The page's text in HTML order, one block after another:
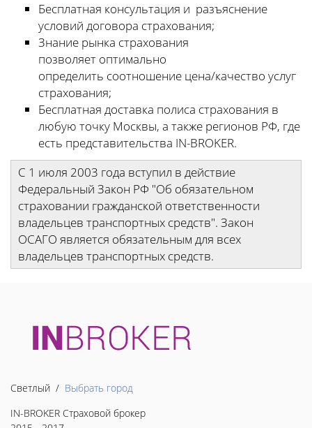
Бесплатная консультация и разъяснение
условий договора страхования;
Знание рынка страхования
позволяет оптимально
определить соотношение цена/качество услуг
страхования;
Бесплатная доставка полиса страхования в
любую точку Москвы, а также регионов РФ, где
есть представительства IN-BROKER.
С 1 июля 2003 года вступил в действие
Федеральный Закон РФ "Об обязательном
страховании гражданской ответственности
владельцев транспортных средств". Закон
ОСАГО является обязательным для всех
владельцев транспортных средств.
Светлый / Выбрать город
IN-BROKER Страховой брокер